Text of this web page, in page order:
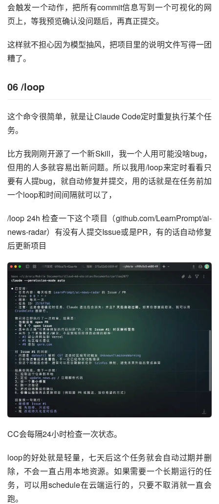
会触发一个动作，把所有commit信息写到一个可视化的网
页上，等我预览确认没问题后，再真正提交。
这样就不担心因为模型抽风，把项目里的说明文件写得一团
糟了。
06 /loop
这个命令很简单，就是让Claude Code定时重复执行某个任
务。
比方我刚刚开源了一个新Skill，我一个人用可能没啥bug，
但用的人多就容易出新问题。所以我用/loop来定时看看只
要有人提bug，就自动修复并提交，用的话就是在任务前加
一个loop和时间间隔就可以了，
/loop 24h 检查一下这个项目（github.com/LearnPrompt/ai-
news-radar）有没有人提交Issue或是PR，有的话自动修复
后更新项目
CC会每隔24小时检查一次状态。
loop的好处就是轻量，七天后这个任务就会自动过期并删
除，不会一直占用本地资源。如果需要一个长期运行的任
务，可以用schedule在云端运行的，只要不取消就一直会
跑。